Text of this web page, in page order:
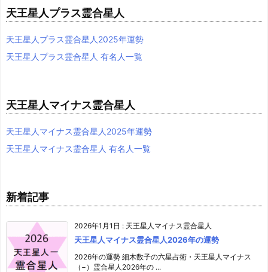
天王星人プラス霊合星人
天王星人プラス霊合星人2025年運勢
天王星人プラス霊合星人 有名人一覧
天王星人マイナス霊合星人
天王星人マイナス霊合星人2025年運勢
天王星人マイナス霊合星人 有名人一覧
新着記事
2026年1月1日 : 天王星人マイナス霊合星人
天王星人マイナス霊合星人2026年の運勢
2026年の運勢 細木数子の六星占術・天王星人マイナス
（−）霊合星人2026年の ...